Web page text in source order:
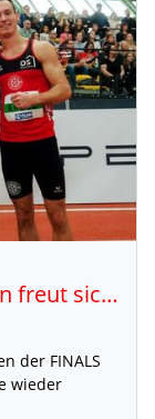
DM in Bochum: Niedersachsen freut sich auf seine Langsprinter, Lea Meyer und auf Medaillen-Favoritinnen im Sprungbereich
der FINALS
wieder